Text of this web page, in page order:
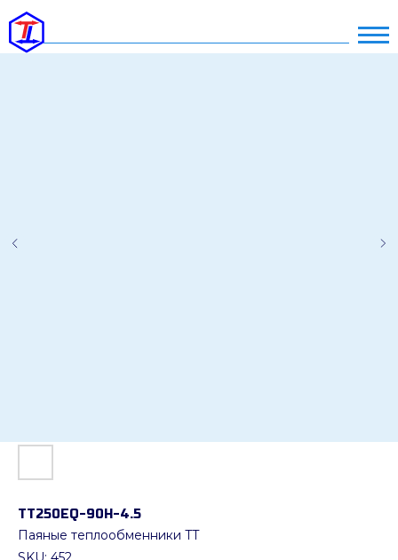
ТТ250EQ-90Н-4.5
Паяные теплообменники TT